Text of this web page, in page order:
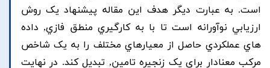
است. به عبارت ديگر هدف اين مقاله پيشنهاد يک روش
ارزيابي نوآورانه است تا با به کارگيري منطق فازي, داده
هاي عملکردي حاصل از معيارهاي مختلف را به يک شاخص
مرکب معنادار براي يک زنجيره تامين, تبديل کند. در نهايت